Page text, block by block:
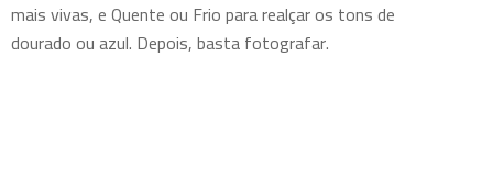
mais vivas, e Quente ou Frio para realçar os tons de
dourado ou azul. Depois, basta fotografar.